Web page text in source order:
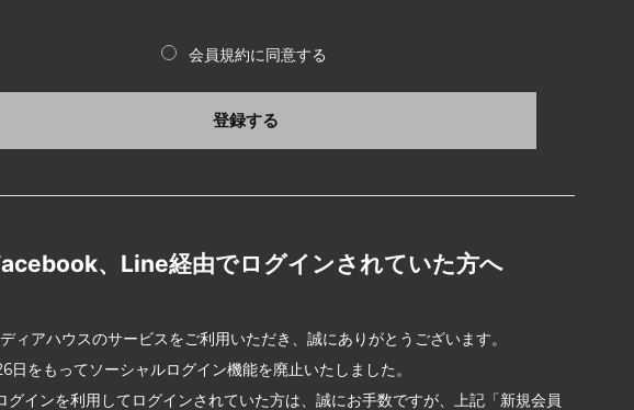
会員規約に同意する
登録する
、Line経由でログインされていた方へ
ィアハウスのサービスをご利用いただき、誠にありがとうございます。
日をもってソーシャルログイン機能を廃止いたしました。
グインを利用してログインされていた方は、誠にお手数ですが、上記「新規会員